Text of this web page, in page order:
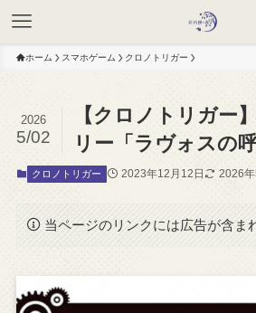
ホーム スマホゲーム クロノトリガー
【クロノトリガー
リー「ラヴォスの呼
2026
5/02
クロノトリガー 2023年12月12日 2026年
当ページのリンクには広告が含ま